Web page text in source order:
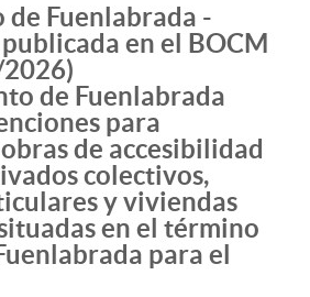
Fuenlabrada -
en el BOCM
de Fuenlabrada
para
de accesibilidad
colectivos,
y viviendas
en el término
para el